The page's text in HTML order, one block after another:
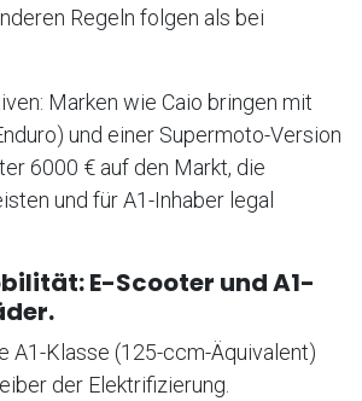
Regeln folgen als bei
Marken wie Caio bringen mit
und einer Supermoto-Version
6000 € auf den Markt, die
und für A1-Inhaber legal
E-Scooter und A1-
A1-Klasse (125-ccm-Äquivalent)
der Elektrifizierung.